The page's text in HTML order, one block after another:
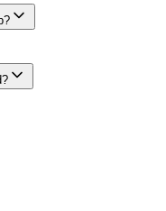
un codice QR di
del tuo
la fotocamera del
code visualizzato sul
volta scansionato,
scaricare l’app,
web. Visita il sito web
Sebbene la
disponibile nella
funzione “push-to-
solitamente nella
o del sito web.
accanto ai campi del
QR ( QR code),